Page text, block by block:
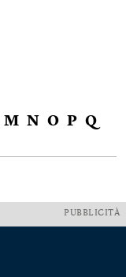
M N O P Q
PUBBLICITÀ